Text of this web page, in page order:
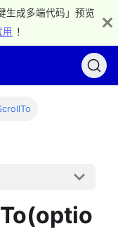
生成多端代码」预览
！